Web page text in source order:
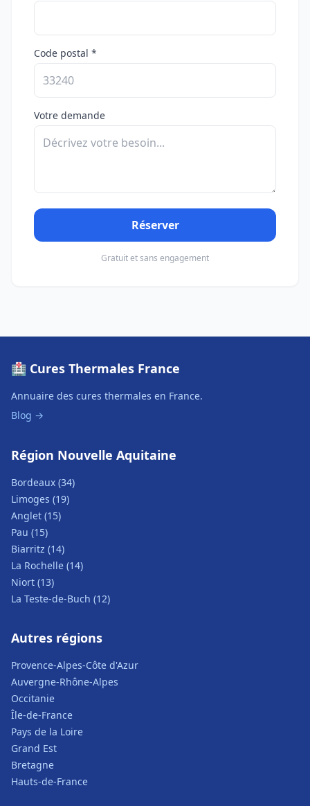
Code postal *
Votre demande
Réserver
Gratuit et sans engagement
🏥 Cures Thermales France
Annuaire des cures thermales en France.
Blog →
Région Nouvelle Aquitaine
Bordeaux (34)
Limoges (19)
Anglet (15)
Pau (15)
Biarritz (14)
La Rochelle (14)
Niort (13)
La Teste-de-Buch (12)
Autres régions
Provence-Alpes-Côte d'Azur
Auvergne-Rhône-Alpes
Occitanie
Île-de-France
Pays de la Loire
Grand Est
Bretagne
Hauts-de-France